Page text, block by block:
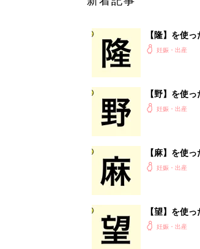
【隆】を使
妊娠・出産
【野】を使
妊娠・出産
【麻】を使
妊娠・出産
【望】を使
妊娠・出産